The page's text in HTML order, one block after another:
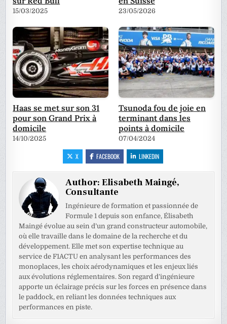
15/03/2025 23/05/2026
Haas se met sur son 31
pour son Grand Prix à
domicile
14/10/2025
Tsunoda fou de joie en
terminant dans les
points à domicile
07/04/2024
X FACEBOOK LINKEDIN
Author:Elisabeth Maingé,
Consultante
Ingénieure de formation et passionnée de
Formule 1 depuis son enfance, Élisabeth
Maingé évolue au sein d’un grand constructeur automobile,
où elle travaille dans le domaine de la recherche et du
développement. Elle met son expertise technique au
service de F1ACTU en analysant les performances des
monoplaces, les choix aérodynamiques et les enjeux liés
aux évolutions réglementaires. Son regard d’ingénieure
apporte un éclairage précis sur les forces en présence dans
le paddock, en reliant les données techniques aux
performances en piste.